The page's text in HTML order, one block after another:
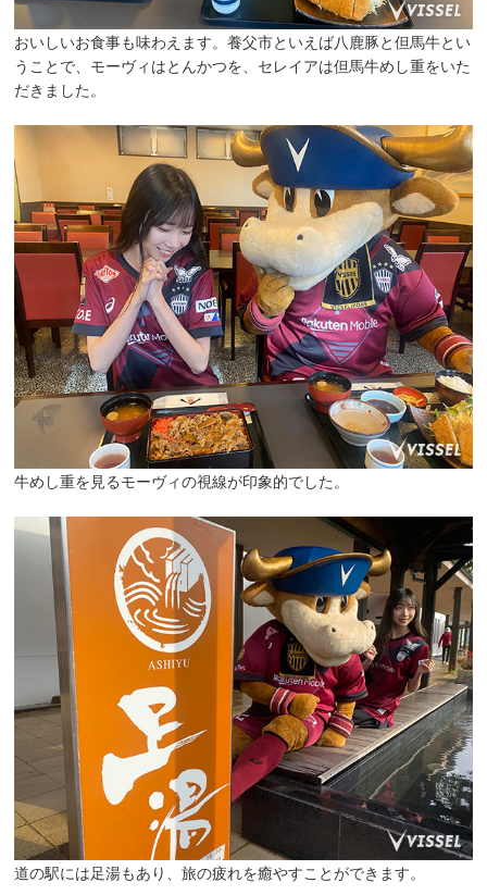
おいしいお食事も味わえます。養父市といえば八鹿豚と但馬牛とい
うことで、モーヴィはとんかつを、セレイアは但馬牛めし重をいた
だきました。
牛めし重を見るモーヴィの視線が印象的でした。
道の駅には足湯もあり、旅の疲れを癒やすことができます。